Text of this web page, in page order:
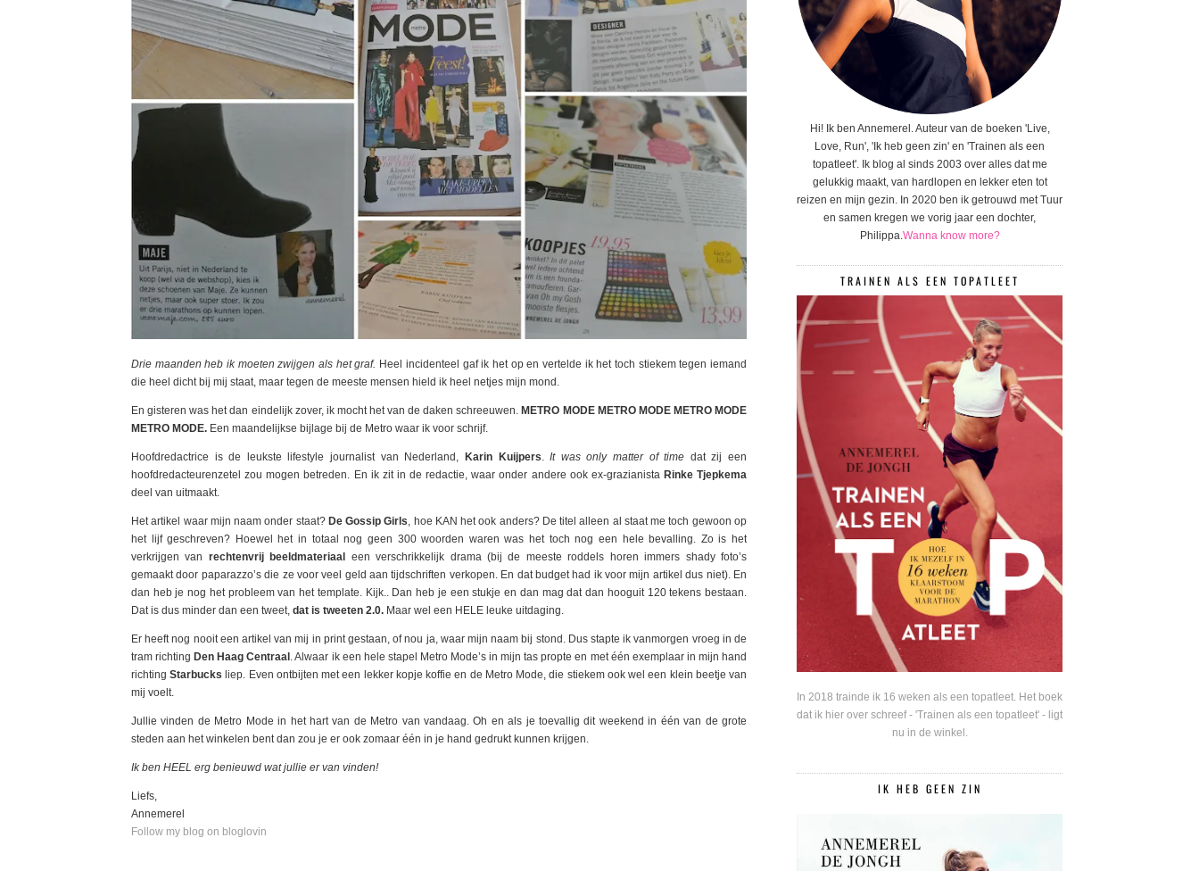
Drie maanden heb ik moeten zwijgen als het graf. Heel incidenteel gaf ik het op en vertelde ik het toch stiekem tegen iemand
die heel dicht bij mij staat, maar tegen de meeste mensen hield ik heel netjes mijn mond.
En gisteren was het dan eindelijk zover, ik mocht het van de daken schreeuwen. METRO MODE METRO MODE METRO MODE
METRO MODE. Een maandelijkse bijlage bij de Metro waar ik voor schrijf.
Hoofdredactrice is de leukste lifestyle journalist van Nederland, Karin Kuijpers.It was only matter of time dat zij een
hoofdredacteurenzetel zou mogen betreden. En ik zit in de redactie, waar onder andere ook ex-grazianista Rinke Tjepkema
deel van uitmaakt.
Het artikel waar mijn naam onder staat? De Gossip Girls, hoe KAN het ook anders? De titel alleen al staat me toch gewoon op
het lijf geschreven? Hoewel het in totaal nog geen 300 woorden waren was het toch nog een hele bevalling. Zo is het
verkrijgen van rechtenvrij beeldmateriaal
een verschrikkelijk drama (bij de meeste roddels horen immers shady foto’s
gemaakt door paparazzo’s die ze voor veel geld aan tijdschriften verkopen. En dat budget had ik voor mijn artikel dus niet). En
dan heb je nog het probleem van het template. Kijk.. Dan heb je een stukje en dan mag dat dan hooguit 120 tekens bestaan.
Dat is dus minder dan een tweet, dat is tweeten 2.0. Maar wel een HELE leuke uitdaging.
Er heeft nog nooit een artikel van mij in print gestaan, of nou ja, waar mijn naam bij stond. Dus stapte ik vanmorgen vroeg in de
tram richting Den Haag Centraal . Alwaar ik een hele stapel Metro Mode’s in mijn tas propte en met één exemplaar in mijn hand
richtingStarbucks liep. Even ontbijten met een lekker kopje koffie en de Metro Mode, die stiekem ook wel een klein beetje van
mij voelt.
Jullie vinden de Metro Mode in het hart van de Metro van vandaag. Oh en als je toevallig dit weekend in één van de grote
steden aan het winkelen bent dan zou je er ook zomaar één in je hand gedrukt kunnen krijgen.
Ik ben HEEL erg benieuwd wat jullie er van vinden!
Liefs,
Annemerel
Follow my blog on bloglovin
Hi! Ik ben Annemerel. Auteur van de boeken 'Live,
Love, Run', 'Ik heb geen zin' en 'Trainen als een
topatleet'. Ik blog al sinds 2003 over alles dat me
gelukkig maakt, van hardlopen en lekker eten tot
reizen en mijn gezin. In 2020 ben ik getrouwd met Tuur
en samen kregen we vorig jaar een dochter,
Philippa.Wanna know more?
TRAINEN ALS EEN TOPATLEET
In 2018 trainde ik 16 weken als een topatleet. Het boek
dat ik hier over schreef - 'Trainen als een topatleet' - ligt
nu in de winkel.
IK HEB GEEN ZIN